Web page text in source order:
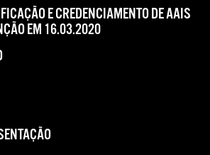
E CREDENCIAMENTO DE AAIS
EM 16.03.2020